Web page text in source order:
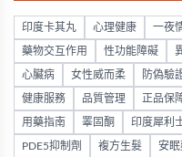
印度卡其丸 心理健康 一夜
藥物交互作用 性功能障礙
心臟病 女性威而柔 防偽驗
健康服務 品質管理 正品保
用藥指南 睪固酮 印度犀利
PDE5抑制劑 複方生髮 安眠